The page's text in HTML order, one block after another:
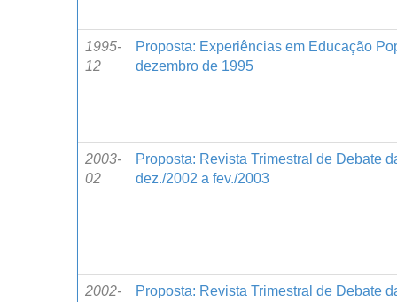
1995-
12
Proposta: Experiências em Educação
dezembro de 1995
2003-
02
Proposta: Revista Trimestral de Debate
dez./2002 a fev./2003
2002-
Proposta: Revista Trimestral de Debate